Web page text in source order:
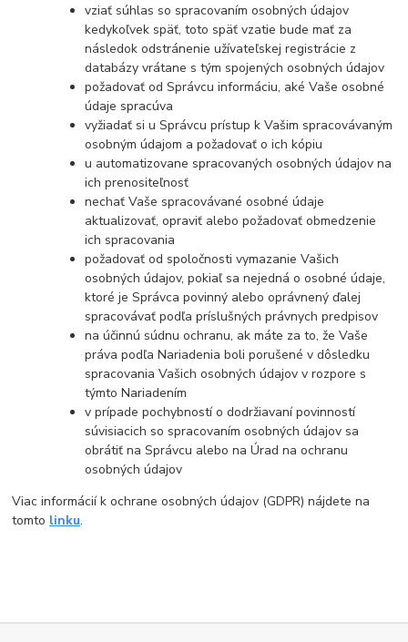
vziať súhlas so spracovaním osobných údajov
kedykoľvek späť, toto späť vzatie bude mať za
následokodstránenie užívateľskej registrácie z
databázy vrátane s tým spojených osobných údajov
požadovať od Správcu informáciu, aké Vaše osobné
údaje spracúva
vyžiadať si u Správcu prístup k Vašim spracovávaným
osobným údajom a požadovať o ich kópiu
u automatizovane spracovaných osobných údajov na
ich prenositeľnosť
nechať Vaše spracovávané osobné údaje
aktualizovať, opraviť alebo požadovať obmedzenie
ich spracovania
požadovať od spoločnosti vymazanie Vašich
osobných údajov, pokiaľ sa nejedná o osobné údaje,
ktoré je Správca povinný alebo oprávnený ďalej
spracovávať podľa príslušných právnych predpisov
na účinnú súdnu ochranu, ak máte za to, že Vaše
práva podľa Nariadenia boli porušené v dôsledku
spracovania Vašich osobných údajov v rozpore s
týmto Nariadením
v prípade pochybností o dodržiavaní povinností
súvisiacich so spracovaním osobných údajov sa
obrátiť na Správcu alebo na Úrad na ochranu
osobných údajov
Viac informácií k ochrane osobných údajov (GDPR) nájdete na
tomto linku.